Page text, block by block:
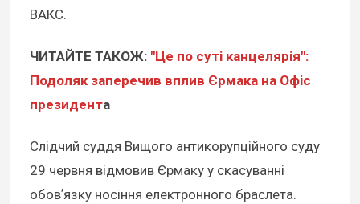
ВАКС.
ЧИТАЙТЕ ТАКОЖ: "Це по суті канцелярія":
Подоляк заперечив вплив Єрмака на Офіс
президента
Слідчий суддя Вищого антикорупційного суду
29 червня відмовив Єрмаку у скасуванні
обовʼязку носіння електронного браслета.